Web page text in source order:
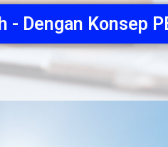
Dengan Konsep